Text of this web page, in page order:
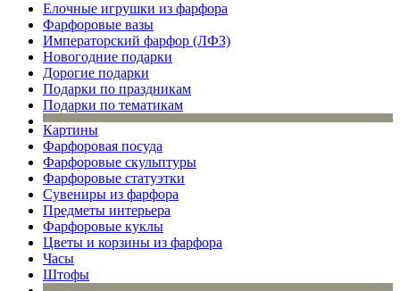
Елочные игрушки из фарфора
Фарфоровые вазы
Императорский фарфор (ЛФЗ)
Новогодние подарки
Дорогие подарки
Подарки по праздникам
Подарки по тематикам
Картины
Фарфоровая посуда
Фарфоровые скульптуры
Фарфоровые статуэтки
Сувениры из фарфора
Предметы интерьера
Фарфоровые куклы
Цветы и корзины из фарфора
Часы
Штофы